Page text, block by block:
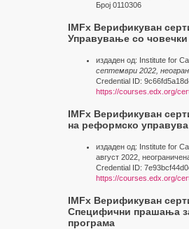
Број 0110306
IMFx Верификуван
Управување со
издаден од: Institute for
септември 2022,
Credential ID:
https://courses.edx.org/
IMFx Верификуван
на реформскo
издаден од: Institute for
август 2022,
Credential ID:
https://courses.edx.org/
IMFx Верификуван
Специфични прашања
програма